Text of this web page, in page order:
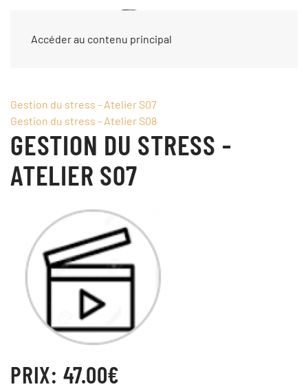
Accéder au contenu principal
Gestion du stress - Atelier S07
Gestion du stress - Atelier S08
GESTION DU STRESS -
ATELIER S07
PRIX: 47.00‎€